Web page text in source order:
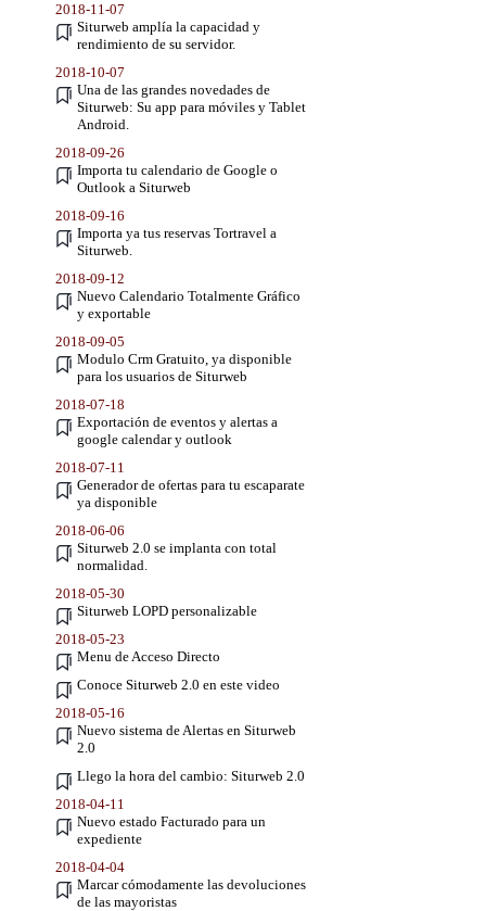
2018-11-07
Siturweb amplía la capacidad y
rendimiento de su servidor.
2018-10-07
Una de las grandes novedades de
Siturweb: Su app para móviles y Tablet
Android.
2018-09-26
Importa tu calendario de Google o
Outlook a Siturweb
2018-09-16
Importa ya tus reservas Tortravel a
Siturweb.
2018-09-12
Nuevo Calendario Totalmente Gráfico
y exportable
2018-09-05
Modulo Crm Gratuito, ya disponible
para los usuarios de Siturweb
2018-07-18
Exportación de eventos y alertas a
google calendar y outlook
2018-07-11
Generador de ofertas para tu escaparate
ya disponible
2018-06-06
Siturweb 2.0 se implanta con total
normalidad.
2018-05-30
Siturweb LOPD personalizable
2018-05-23
Menu de Acceso Directo
Conoce Siturweb 2.0 en este video
2018-05-16
Nuevo sistema de Alertas en Siturweb
2.0
Llego la hora del cambio: Siturweb 2.0
2018-04-11
Nuevo estado Facturado para un
expediente
2018-04-04
Marcar cómodamente las devoluciones
de las mayoristas